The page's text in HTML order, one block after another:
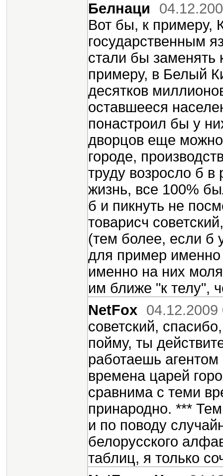
Белнаци
Вот бы, к примеру,
государственным
стали бы заменять
примеру, в Белый
десятков
оставшееся
понастроил бы у
дворцов еще
городе,
труду возросло б
жизнь, все 100%
б и пикнуть не
товарисч
(тем более, если б
для пример
именно на них
им ближе "к телу",
NetFox 04.12.2009
советский,
пойму, ты
работаешь
времена царей
сравнима с теми
принародно. ***
и по поводу
белорусского
таблиц, я только